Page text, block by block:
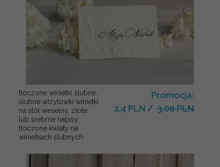
tłoczone winietki ślubne,
ślubne wizytówki winietki
na stół weselny, złote
lub srebrne napisy
tłoczone kwiaty na
winietkach ślubnych
Promocja:
2.4 PLN / 3.00 PLN